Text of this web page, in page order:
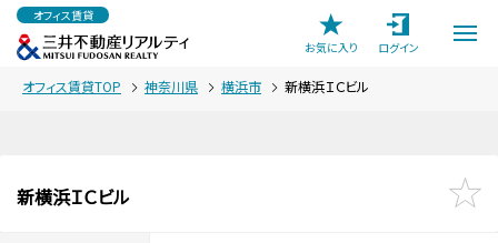
オフィス賃貸
お気に入り
ログイン
オフィス賃貸TOP 神奈川県 横浜市 新横浜ＩＣビル
新横浜ＩＣビル